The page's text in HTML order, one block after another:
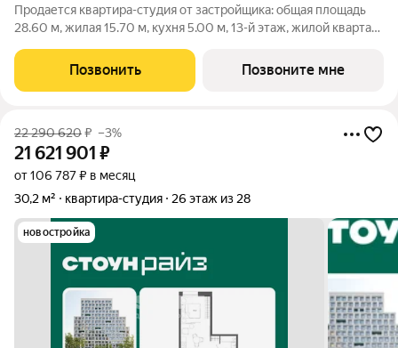
Продается квартира-студия от застройщика: общая площадь
28.60 м, жилая 15.70 м, кухня 5.00 м, 13-й этаж, жилой квартал
года. Позвоните сейчас и забронируйте квартиру! Квартал
бизнес-класса
Позвонить Позвоните мне
22 290 620₽ –3%
21 621 901 ₽
от 106 787 ₽ в месяц
30,2 м²
квартира-студия 26 этаж из 28
новостройка